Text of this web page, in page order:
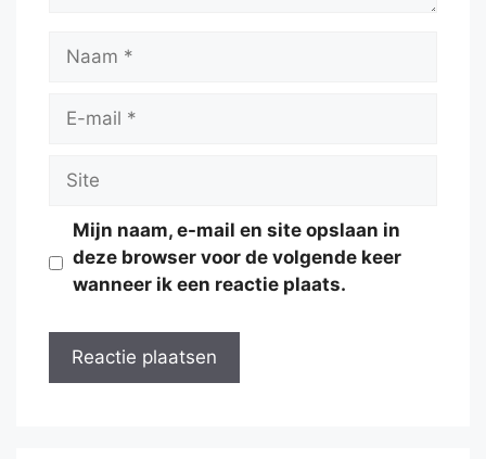
Naam
Site
Mijn naam, e-mail en site opslaan in
deze browser voor de volgende keer
wanneer ik een reactie plaats.